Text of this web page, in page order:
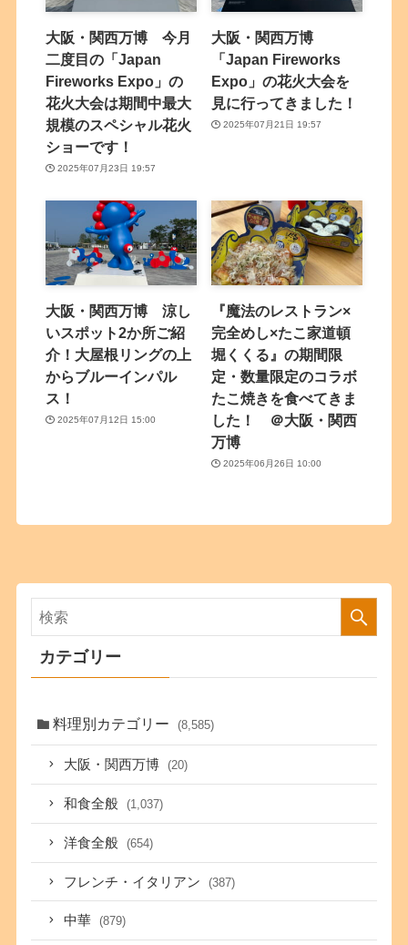
大阪・関西万博 今月
二度目の「Japan
Fireworks Expo」の
花火大会は期間中最大
規模のスペシャル花火
ショーです！
2025年07月23日 19:57
大阪・関西万博
「Japan Fireworks
Expo」の花火大会を
見に行ってきました！
2025年07月21日 19:57
大阪・関西万博 涼し
いスポット2か所ご紹
介！大屋根リングの上
からブルーインパル
ス！
2025年07月12日 15:00
『魔法のレストラン×
完全めし×たこ家道頓
堀くくる』の期間限
定・数量限定のコラボ
たこ焼きを食べてきま
した！ ＠大阪・関西
万博
2025年06月26日 10:00
カテゴリー
料理別カテゴリー (8,585)
大阪・関西万博 (20)
和食全般 (1,037)
洋食全般 (654)
フレンチ・イタリアン (387)
中華 (879)